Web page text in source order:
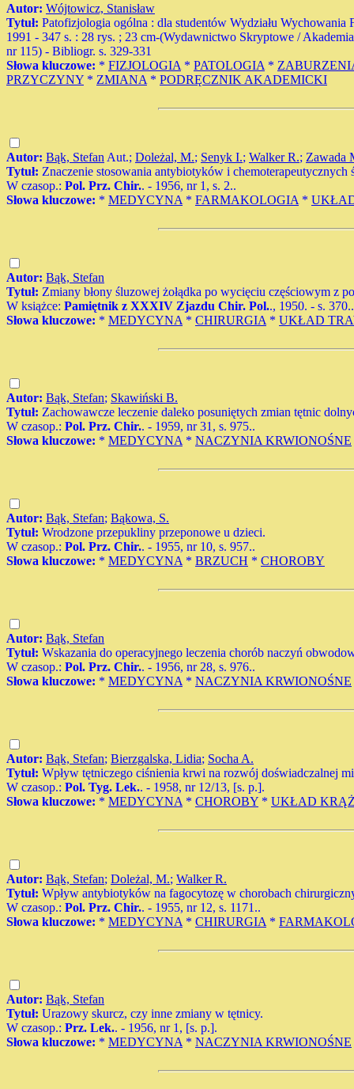
Autor: Wójtowicz, Stanisław
Tytuł: Patofizjologia ogólna : dla studentów Wydziału
1991 - 347 s. : 28 rys. ; 23 cm-(Wydawnictwo Skryptowe /
nr 115) - Bibliogr. s. 329-331
Słowa kluczowe: * FIZJOLOGIA * PATOLOGIA *
PRZYCZYNY * ZMIANA * PODRĘCZNIK AKADEMICKI
Autor: Bąk, Stefan Aut.; Doleżal, M.; Senyk I.; Walker R.; Zawada
Tytuł: Znaczenie stosowania antybiotyków i
W czasop.: Pol. Prz. Chir.. - 1956, nr 1, s. 2..
Słowa kluczowe: * MEDYCYNA * FARMAKOLOGIA *
Autor: Bąk, Stefan
Tytuł: Zmiany błony śluzowej żołądka po wycięciu częściowym z
W książce: Pamiętnik z XXXIV Zjazdu Chir. Pol.., 1950. - s. 370..
Słowa kluczowe: * MEDYCYNA * CHIRURGIA * UKŁAD
Autor: Bąk, Stefan; Skawiński B.
Tytuł: Zachowawcze leczenie daleko posuniętych zmian tętnic
W czasop.: Pol. Prz. Chir.. - 1959, nr 31, s. 975..
Słowa kluczowe: * MEDYCYNA * NACZYNIA KRWIONOŚNE
Autor: Bąk, Stefan; Bąkowa, S.
Tytuł: Wrodzone przepukliny przeponowe u dzieci.
W czasop.: Pol. Prz. Chir.. - 1955, nr 10, s. 957..
Słowa kluczowe: * MEDYCYNA * BRZUCH * CHOROBY
Autor: Bąk, Stefan
Tytuł: Wskazania do operacyjnego leczenia chorób naczyń
W czasop.: Pol. Prz. Chir.. - 1956, nr 28, s. 976..
Słowa kluczowe: * MEDYCYNA * NACZYNIA KRWIONOŚNE
Autor: Bąk, Stefan; Bierzgalska, Lidia; Socha A.
Tytuł: Wpływ tętniczego ciśnienia krwi na rozwój doświadczalnej
W czasop.: Pol. Tyg. Lek.. - 1958, nr 12/13, [s. p.].
Słowa kluczowe: * MEDYCYNA * CHOROBY * UKŁAD
Autor: Bąk, Stefan; Doleżal, M.; Walker R.
Tytuł: Wpływ antybiotyków na fagocytozę w chorobach
W czasop.: Pol. Prz. Chir.. - 1955, nr 12, s. 1171..
Słowa kluczowe: * MEDYCYNA * CHIRURGIA *
Autor: Bąk, Stefan
Tytuł: Urazowy skurcz, czy inne zmiany w tętnicy.
W czasop.: Prz. Lek.. - 1956, nr 1, [s. p.].
Słowa kluczowe: * MEDYCYNA * NACZYNIA KRWIONOŚNE